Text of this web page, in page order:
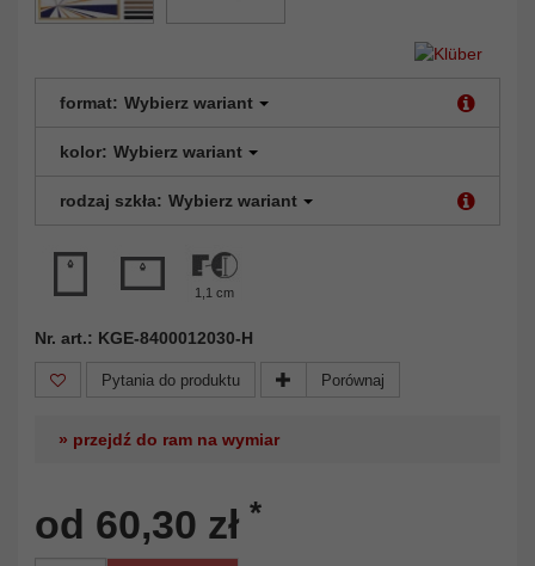
format: Wybierz wariant
kolor: Wybierz wariant
rodzaj szkła: Wybierz wariant
1,1 cm
Nr. art.: KGE-8400012030-H
Pytania do produktu Porównaj
» przejdź do ram na wymiar
od 60,30 zł *